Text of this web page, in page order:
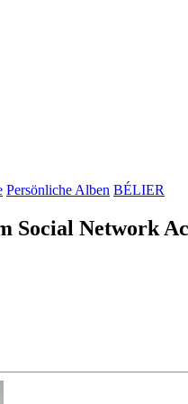
Persönliche Alben BÉLIER
Social Network